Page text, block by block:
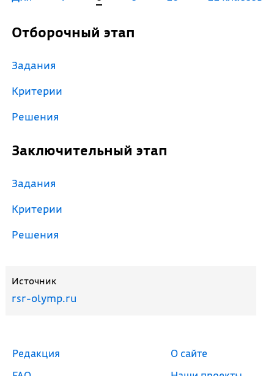
Отборочный этап
Задания
Критерии
Решения
Заключительный этап
Задания
Критерии
Решения
Источник
rsr-olymp.ru
Редакция
О сайте